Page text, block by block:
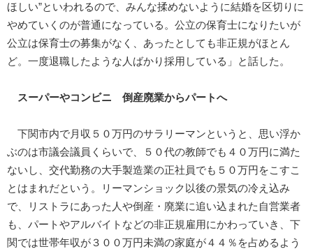
ほしい”といわれるので、みんな揉めないように結婚を区切りに
やめていくのが普通になっている。公立の保育士になりたいが
公立は保育士の募集がなく、あったとしても非正規がほとん
ど。一度退職したような人ばかり採用している」と話した。
スーパーやコンビニ 倒産廃業からパートへ
下関市内で月収５０万円のサラリーマンというと、思い浮か
ぶのは市議会議員くらいで、５０代の教師でも４０万円に満た
ないし、交代勤務の大手製造業の正社員でも５０万円をこすこ
とはまれだという。リーマンショック以後の景気の冷え込み
で、リストラにあった人や倒産・廃業に追い込まれた自営業者
も、パートやアルバイトなどの非正規雇用にかわっていき、下
関では世帯年収が３００万円未満の家庭が４４％を占めるよう